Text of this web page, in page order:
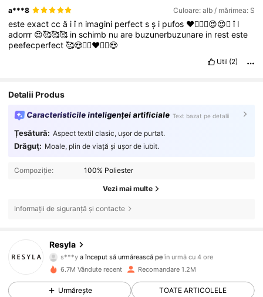
a***8 Culoare: alb / mărimea: S
esteexactccă iî n imagini perfectsș i pufos ❤️❤️‍🔥🥰😍😍🥰î l
adorrr 😍🥰🥰🥰 inschimb nuare buzunerbuzunare in resteste
peefecperfect🥰😍❤️‍🔥❤️❤️‍🔥😍
Util (2)
Detalii Produs
Caracteristicile inteligenței artificiale Text bazat pe detalii
Țesătură: Aspect textil clasic, ușor de purtat.
Drăguţ: Moale, plin de viață și ușor de iubit.
Compoziție: 100% Poliester
Vezi mai multe
Informații de siguranță și contacte
Resyla
s***y a început să urmărească pe
m***anavighează
4,66
460K Urmăritori
6.7M Vândute recent Recomandare 1.2M
Urmărește TOATE ARTICOLELE